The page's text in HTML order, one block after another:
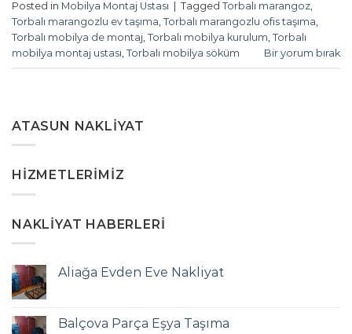
Posted in Mobilya Montaj Ustası Tagged Torbalı marangoz
Torbalı marangozlu ev taşıma Torbalı marangozlu ofis taşıma
Torbalı mobilya de montaj Torbalı mobilya kurulum Torbalı
mobilya montaj ustası Torbalı mobilya söküm Bir yorum bırak
ATASUN NAKLIYAT
HIZMETLERIMIZ
NAKLIYAT HABERLERI
Aliağa Evden Eve Nakliyat
Balçova Parça Eşya Taşıma